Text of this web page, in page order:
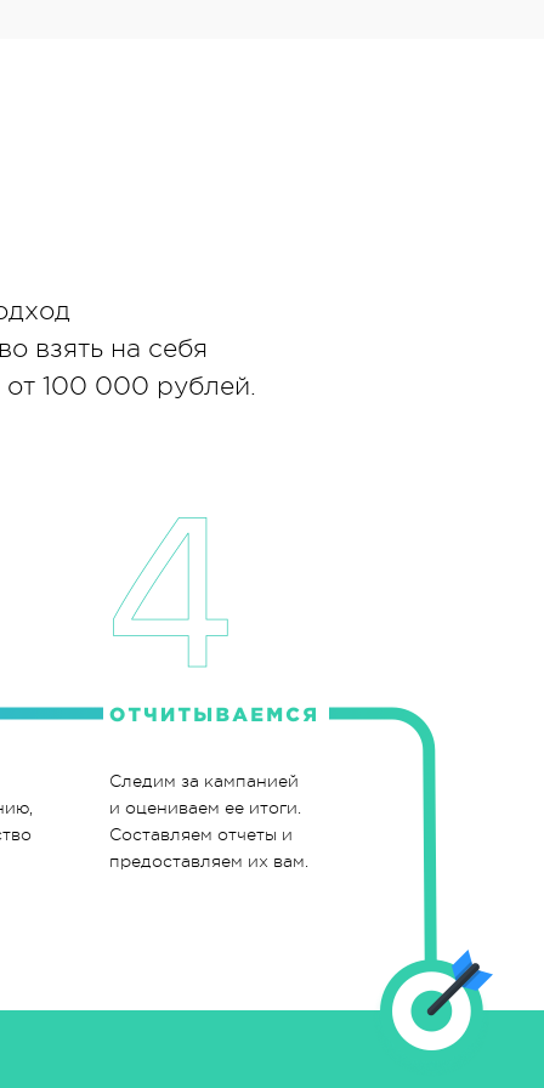
взять на себя
100 000 рублей.
Следим за кампанией
и оцениваем ее итоги.
Составляем отчеты и
предоставляем их вам.